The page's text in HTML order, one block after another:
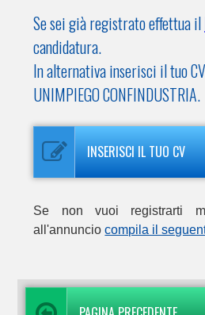
Se sei già registrato effettua il
candidatura.
In alternativa inserisci il tuo
UNIMPIEGO CONFINDUSTRIA.
INSERISCI IL TUO CV
Se non vuoi registrarti
all'annunciocompila il